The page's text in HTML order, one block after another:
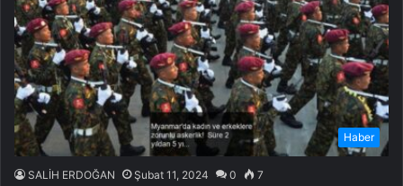
Haber
SALİH ERDOĞAN Şubat 11, 2024 0 7